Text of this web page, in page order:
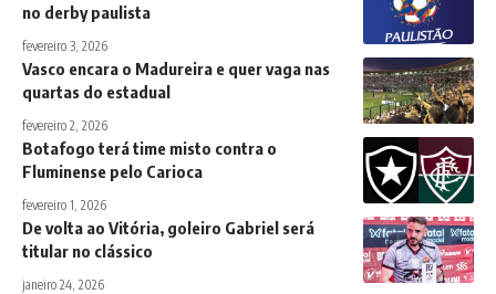
no derby paulista
fevereiro 3, 2026
Vasco encara o Madureira e quer vaga nas
quartas do estadual
fevereiro 2, 2026
Botafogo terá time misto contra o
Fluminense pelo Carioca
fevereiro 1, 2026
De volta ao Vitória, goleiro Gabriel será
titular no clássico
janeiro 24, 2026